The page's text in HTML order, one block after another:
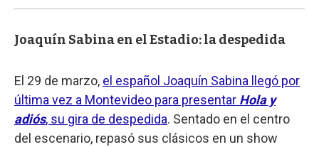
Joaquín Sabina en el Estadio: la despedida
El 29 de marzo, el español Joaquín Sabina llegó por
última vez a Montevideo para presentar Hola y
adiós, su gira de despedida. Sentado en el centro
del escenario, repasó sus clásicos en un show